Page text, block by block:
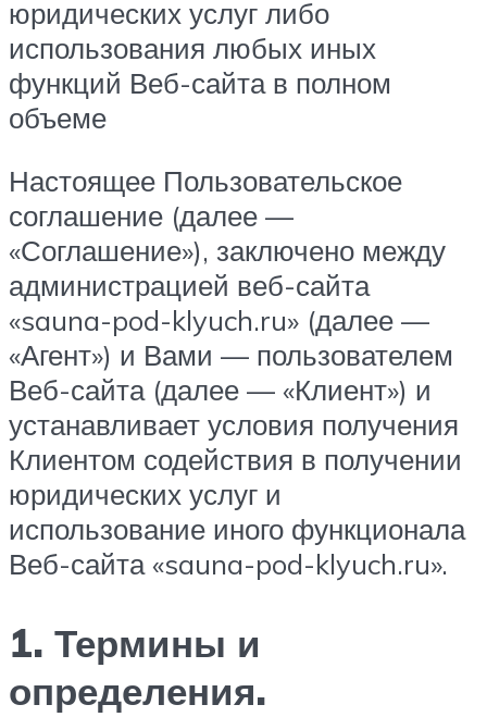
юридических услуг либо
использования любых иных
функций Веб-сайта в полном
объеме
Настоящее Пользовательское
соглашение (далее —
«Соглашение»), заключено между
администрацией веб-сайта
«sauna-pod-klyuch.ru» (далее —
«Агент») и Вами — пользователем
Веб-сайта (далее — «Клиент») и
устанавливает условия получения
Клиентом содействия в получении
юридических услуг и
использование иного функционала
Веб-сайта «sauna-pod-klyuch.ru».
1. Термины и
определения.